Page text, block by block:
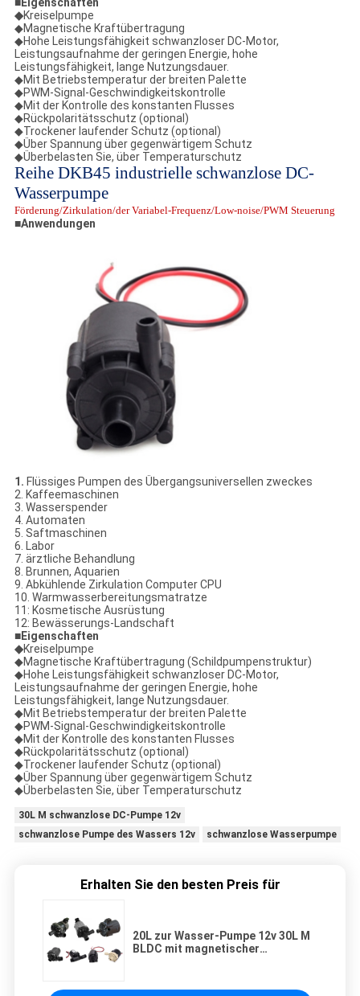
◆Kreiselpumpe
◆Magnetische Kraftübertragung
◆Hohe Leistungsfähigkeit schwanzloser DC-Motor,
Leistungsaufnahme der geringen Energie, hohe
Leistungsfähigkeit, lange Nutzungsdauer.
◆Mit Betriebstemperatur der breiten Palette
◆PWM-Signal-Geschwindigkeitskontrolle
◆Mit der Kontrolle des konstanten Flusses
◆Rückpolaritätsschutz (optional)
◆Trockener laufender Schutz (optional)
◆Über Spannung über gegenwärtigem Schutz
◆Überbelasten Sie, über Temperaturschutz
Reihe DKB45 industrielle schwanzlose DC-
Wasserpumpe
Förderung/Zirkulation/der Variabel-Frequenz/Low-noise/PWM Steuerung
■Anwendungen
1. Flüssiges Pumpen des Übergangsuniversellen zweckes
2. Kaffeemaschinen
3. Wasserspender
4. Automaten
5. Saftmaschinen
6. Labor
7. ärztliche Behandlung
8. Brunnen, Aquarien
9. Abkühlende Zirkulation Computer CPU
10. Warmwasserbereitungsmatratze
11: Kosmetische Ausrüstung
12: Bewässerungs-Landschaft
■Eigenschaften
◆Kreiselpumpe
◆Magnetische Kraftübertragung (Schildpumpenstruktur)
◆Hohe Leistungsfähigkeit schwanzloser DC-Motor,
Leistungsaufnahme der geringen Energie, hohe
Leistungsfähigkeit, lange Nutzungsdauer.
◆Mit Betriebstemperatur der breiten Palette
◆PWM-Signal-Geschwindigkeitskontrolle
◆Mit der Kontrolle des konstanten Flusses
◆Rückpolaritätsschutz (optional)
◆Trockener laufender Schutz (optional)
◆Über Spannung über gegenwärtigem Schutz
◆Überbelasten Sie, über Temperaturschutz
30L M schwanzlose DC-Pumpe 12v
schwanzlose Pumpe des Wassers 12v
schwanzlose Wasserpumpe
Erhalten Sie den besten Preis für
20L zur Wasser-Pumpe 12v 30L M
BLDC mit magnetischer